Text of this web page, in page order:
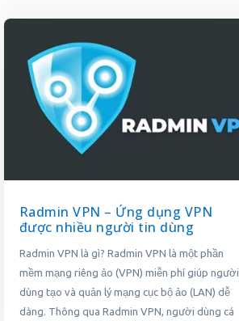
Radmin VPN – Ứng dụng VPN
được nhiều người tin dùng
Radmin VPN là gì? Radmin VPN là một phần
mềm mạng riêng ảo (VPN) miễn phí giúp người
dùng tạo và quản lý mạng cục bộ ảo (LAN) dễ
dàng. Thông qua Radmin VPN, người dùng cá